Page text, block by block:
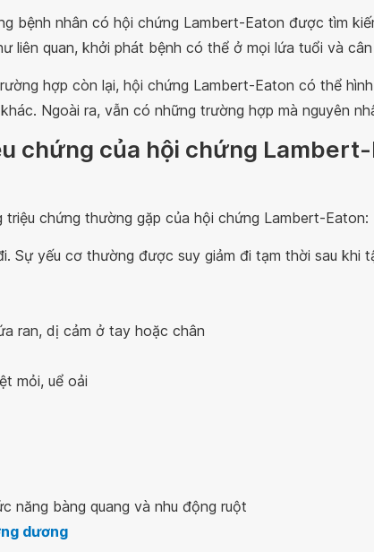
bệnh nhân có hội chứng Lambert-Eaton được tìm
liên quan, khởi phát bệnh có thể ở mọi lứa tuổi và
hợp còn lại, hội chứng Lambert-Eaton có thể
khác. Ngoài ra, vẫn có những trường hợp mà nguyên
chứng của hội chứng
triệu chứng thường gặp của hội chứng Lambert-Eaton:
Sự yếu cơ thường được suy giảm đi tạm thời sau khi
ran, dị cảm ở tay hoặc chân
mỏi, uể oải
năng bàng quang và nhu động ruột
dương